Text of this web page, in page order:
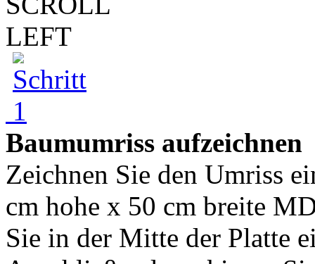
Baumumriss aufzeichnen
Zeichnen Sie den Umriss
cm hohe x 50 cm breite
Sie in der Mitte der Platte